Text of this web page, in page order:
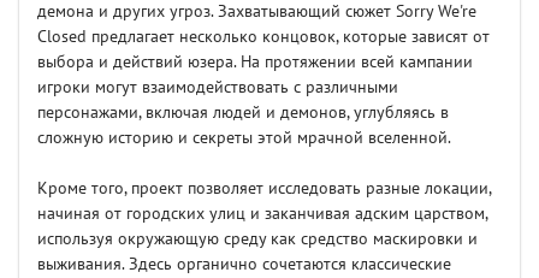
демона и других угроз. Захватывающий сюжет Sorry We're
Closed предлагает несколько концовок, которые зависят от
выбора и действий юзера. На протяжении всей кампании
игроки могут взаимодействовать с различными
персонажами, включая людей и демонов, углубляясь в
сложную историю и секреты этой мрачной вселенной.
Кроме того, проект позволяет исследовать разные локации,
начиная от городских улиц и заканчивая адским царством,
используя окружающую среду как средство маскировки и
выживания. Здесь органично сочетаются классические